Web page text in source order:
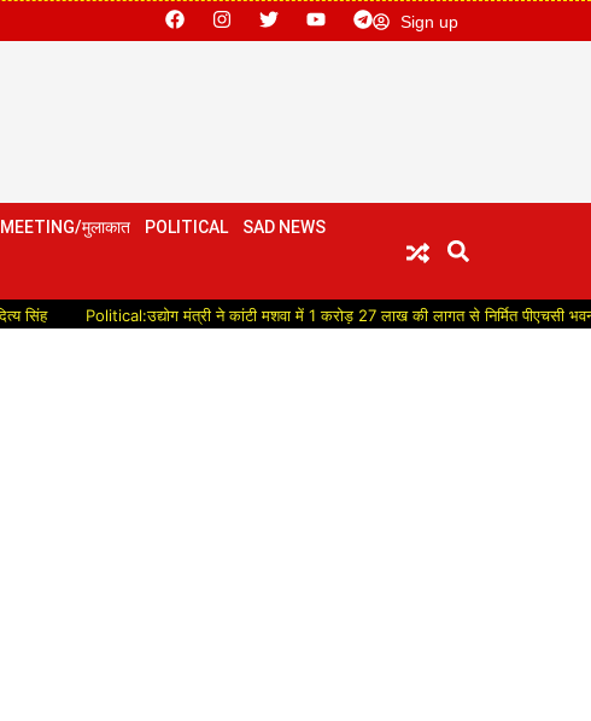
Sign up
MEETING/मुलाकात POLITICAL SAD NEWS
Political:उद्योग मंत्री ने कांटी मशवा में 1 करोड़ 27 लाख की लागत से निर्मित पीएचसी भवन का किया